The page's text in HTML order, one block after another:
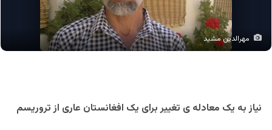
مهرالدین مشید
نیاز به یک معادله ی تغییر برای یک افغانستان عاری از تروریسم